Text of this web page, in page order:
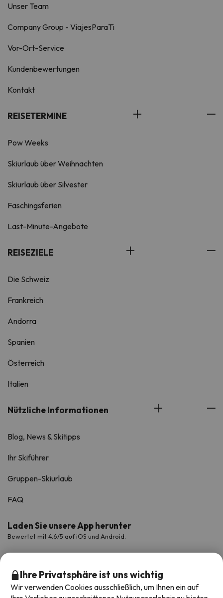
Unser Team
Company Group - ViajesParaTi
Vor-Ort-Service
Kundenbewertungen
Kontakt
REISETERMINE
Pow Weeks
Skiurlaub über Weihnachten
Skiurlaub über Silvester
Faschingsferien
Last-Minute-Angebote
REISEZIELE
Die Schweiz
Frankreich
Andorra
Spanien
Österreich
Italien
Nützliche Informationen
Blog, News & Skitipps
Ihr Skiführer
Gruppen-Skiurlaub
FAQ
Laden Sie unsere App herunter
Bewertet mit 4.6/5 auf iOS und Android.
Ihre Privatsphäre ist uns wichtig
Wir verwenden Cookies ausschließlich, um Ihnen ein auf